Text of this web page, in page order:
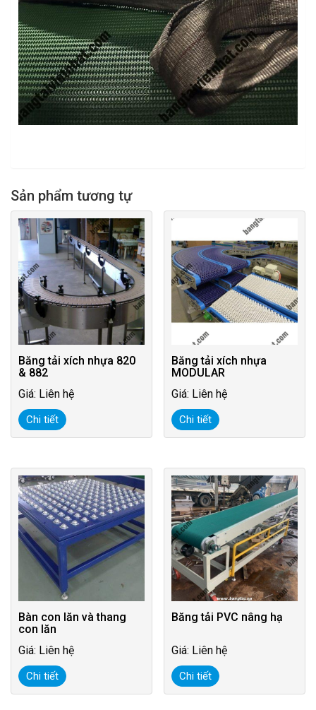
Sản phẩm tương tự
Băng tải xích nhựa 820
& 882
Giá: Liên hệ
Chi tiết
Băng tải xích nhựa
MODULAR
Giá: Liên hệ
Chi tiết
Bàn con lăn và thang
con lăn
Giá: Liên hệ
Chi tiết
Băng tải PVC nâng hạ
Giá: Liên hệ
Chi tiết